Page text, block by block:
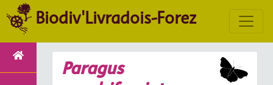
Biodiv'Livradois-Forez
Paragus